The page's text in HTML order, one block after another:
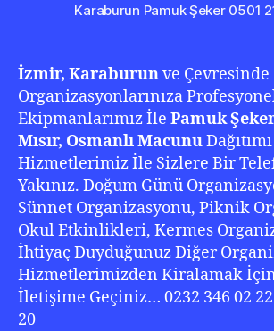
Karaburun Pamuk Şeker 0501
İzmir, Karaburunve Çevresinde
Organizasyonlarınıza
Ekipmanlarımız İle Pamuk
Mısır, Osmanlı MacunuDağıtımı
Hizmetlerimiz İle Sizlere Bir
Yakınız. Doğum Günü
Sünnet Organizasyonu, Piknik
Okul Etkinlikleri, Kermes
İhtiyaç Duyduğunuz Diğer
Hizmetlerimizden Kiralamak
İletişime Geçiniz… 0232 346 02 22
20